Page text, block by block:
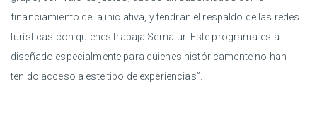
financiamiento de la iniciativa, y tendrán el respaldo de las redes
turísticas con quienes trabaja Sernatur. Este programa está
diseñado especialmente para quienes históricamente no han
tenido acceso a este tipo de experiencias”.